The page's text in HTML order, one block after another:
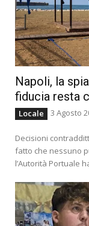
Napoli, la
fiducia resta
Locale 3 Agosto
Decisioni
fatto che nessuno
l’Autorità Portuale